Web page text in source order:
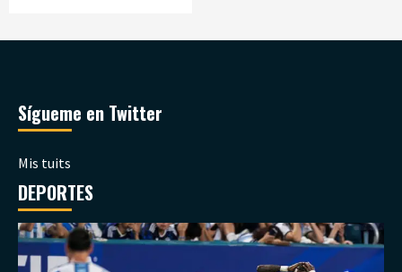
Sígueme en Twitter
Mis tuits
DEPORTES